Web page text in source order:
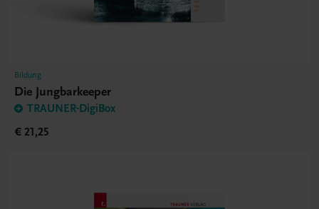
Bildung
Die Jungbarkeeper
TRAUNER-DigiBox
€ 21,25